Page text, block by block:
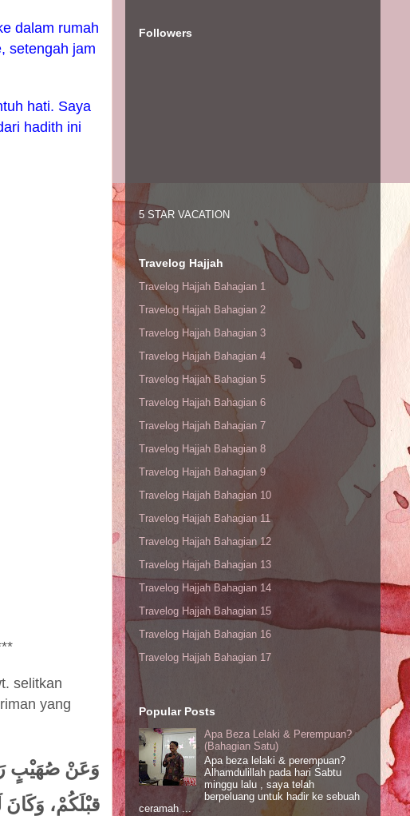
dalam rumah
setengah jam
hati. Saya
hadith ini
selitkan
yang
وَعَنْ صُهَيْبٍ
قبْلَكُمْ،
Followers
5 STAR VACATION
Travelog Hajjah
Travelog Hajjah Bahagian 1
Travelog Hajjah Bahagian 2
Travelog Hajjah Bahagian 3
Travelog Hajjah Bahagian 4
Travelog Hajjah Bahagian 5
Travelog Hajjah Bahagian 6
Travelog Hajjah Bahagian 7
Travelog Hajjah Bahagian 8
Travelog Hajjah Bahagian 9
Travelog Hajjah Bahagian 10
Travelog Hajjah Bahagian 11
Travelog Hajjah Bahagian 12
Travelog Hajjah Bahagian 13
Travelog Hajjah Bahagian 14
Travelog Hajjah Bahagian 15
Travelog Hajjah Bahagian 16
Travelog Hajjah Bahagian 17
Popular Posts
Apa Beza Lelaki & Perempuan?
(Bahagian Satu)
Apa beza lelaki & perempuan?
Alhamdulillah pada hari Sabtu
minggu lalu , saya telah
berpeluang untuk hadir ke sebuah
ceramah ...